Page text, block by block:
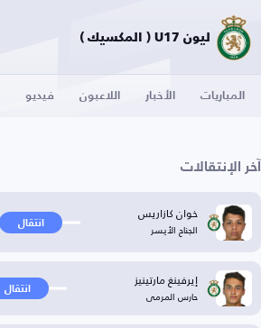
ليون U17 ( المكسيك )
المباريات الأخبار اللاعبون فيديو
آخر الإنتقالات
خوان كازاريس
الجناح الأيسر انتقال
إيرفينغ مارتينيز
حارس المرمى انتقال